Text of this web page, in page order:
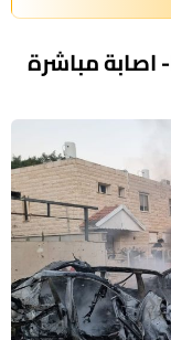
اصابة مباشرة